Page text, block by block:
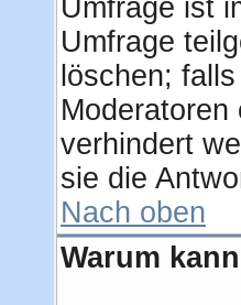
Umfrage ist
Umfrage
löschen;
verhindert
sie die
Nach oben
Warum